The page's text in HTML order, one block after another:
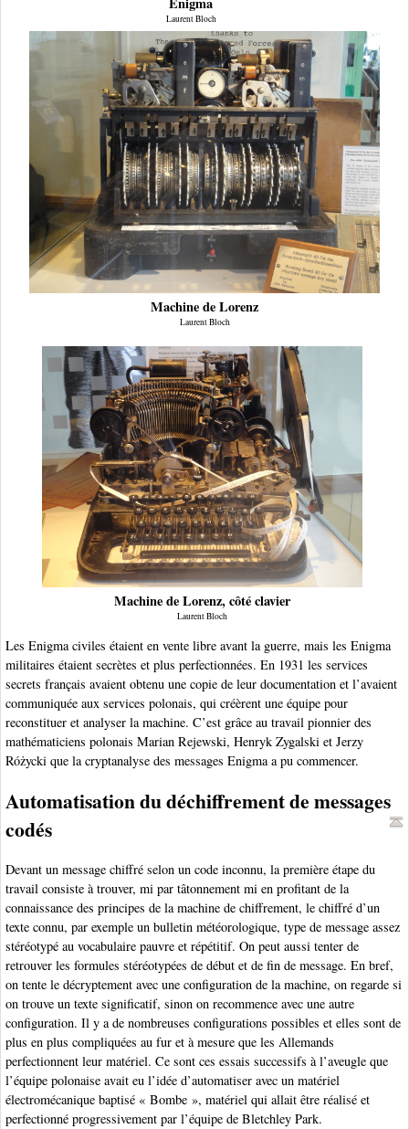
Laurent Bloch
Machine de Lorenz
Laurent Bloch
Machine de Lorenz, côté clavier
Laurent Bloch
Les Enigma civiles étaient en vente libre avant la guerre, mais les Enigma
militaires étaient secrètes et plus perfectionnées. En 1931 les services
secrets français avaient obtenu une copie de leur documentation et l’avaient
communiquée aux services polonais, qui créèrent une équipe pour
reconstituer et analyser la machine. C’est grâce au travail pionnier des
mathématiciens polonais Marian Rejewski, Henryk Zygalski et Jerzy
Różycki que la cryptanalyse des messages Enigma a pu commencer.
Automatisation du déchiffrement de messages
codés
Devant un message chiffré selon un code inconnu, la première étape du
travail consiste à trouver, mi par tâtonnement mi en profitant de la
connaissance des principes de la machine de chiffrement, le chiffré d’un
texte connu, par exemple un bulletin météorologique, type de message assez
stéréotypé au vocabulaire pauvre et répétitif. On peut aussi tenter de
retrouver les formules stéréotypées de début et de fin de message. En bref,
on tente le décryptement avec une configuration de la machine, on regarde si
on trouve un texte significatif, sinon on recommence avec une autre
configuration. Il y a de nombreuses configurations possibles et elles sont de
plus en plus compliquées au fur et à mesure que les Allemands
perfectionnent leur matériel. Ce sont ces essais successifs à l’aveugle que
l’équipe polonaise avait eu l’idée d’automatiser avec un matériel
électromécanique baptisé « Bombe », matériel qui allait être réalisé et
perfectionné progressivement par l’équipe de Bletchley Park.